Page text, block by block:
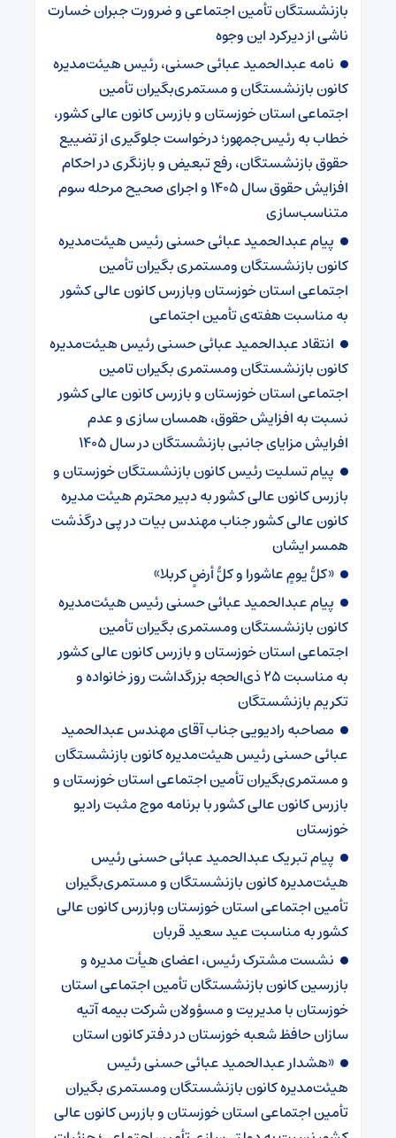
بازنشستگان تأمین اجتماعی و ضرورت جبران خسارت
ناشی از دیرکرد این وجوه
نامه عبدالحمید عبائی حسنی، رئیس هیئت‌مدیره
کانون بازنشستگان و مستمری‌بگیران تأمین
اجتماعی استان خوزستان و بازرس کانون عالی کشور،
خطاب به رئیس‌جمهور؛ درخواست جلوگیری از تضییع
حقوق بازنشستگان، رفع تبعیض و بازنگری در احکام
افزایش حقوق سال ۱۴۰۵ و اجرای صحیح مرحله سوم
متناسب‌سازی
پیام عبدالحمید عبائی حسنی رئیس هیئت‌مدیره
کانون بازنشستگان ومستمری بگیران تأمین
اجتماعی استان خوزستان وبازرس کانون عالی کشور
به مناسبت هفته‌ی تأمین اجتماعی
انتقاد عبدالحمید عبائی حسنی رئیس هیئت‌مدیره
کانون بازنشستگان ومستمری بگیران تامین
اجتماعی استان خوزستان و بازرس کانون عالی کشور
نسبت به افزایش حقوق، همسان سازی و عدم
افرایش مزایای جانبی بازنشستگان در سال ۱۴۰۵
پیام تسلیت رئیس کانون بازنشستگان خوزستان و
بازرس کانون عالی کشور به دبیر محترم هیئت مدیره
کانون عالی کشور جناب مهندس بیات در پی درگذشت
همسر ایشان
«کلُّ یومٍ عاشورا و کلُّ أرضٍ کربلا»
پیام عبدالحمید عبائی حسنی رئیس هیئت‌مدیره
کانون بازنشستگان ومستمری بگیران تأمین
اجتماعی استان خوزستان و بازرس کانون عالی کشور
به مناسبت ۲۵ ذی‌الحجه بزرگداشت روز خانواده و
تکریم بازنشستگان
مصاحبه رادیویی جناب آقای مهندس عبدالحمید
عبائی حسنی رئیس هیئت‌مدیره کانون بازنشستگان
و مستمری‌بگیران تأمین اجتماعی استان خوزستان و
بازرس کانون عالی کشور با برنامه موج مثبت رادیو
خوزستان
پیام تبریک عبدالحمید عبائی حسنی رئیس
هیئت‌مدیره کانون بازنشستگان و مستمری‌بگیران
تأمین اجتماعی استان خوزستان وبازرس کانون عالی
کشور به مناسبت عید سعید قربان
نشست مشترک رئیس، اعضای هیأت مدیره و
بازرسین کانون بازنشستگان تأمین اجتماعی استان
خوزستان با مدیریت و مسؤولان شرکت بیمه آتیه
سازان حافظ شعبه خوزستان در دفتر کانون استان
«هشدار عبدالحمید عبائی حسنی رئیس
هیئت‌مدیره کانون بازنشستگان ومستمری بگیران
تأمین اجتماعی استان خوزستان و بازرس کانون عالی